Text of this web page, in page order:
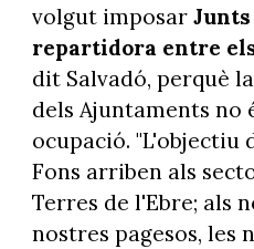
volgut imposar Junts
repartidora entre
dit Salvadó, perquè
dels Ajuntaments no
ocupació. "L'objectiu
Fons arriben als
Terres de l'Ebre; als
nostres pagesos, les